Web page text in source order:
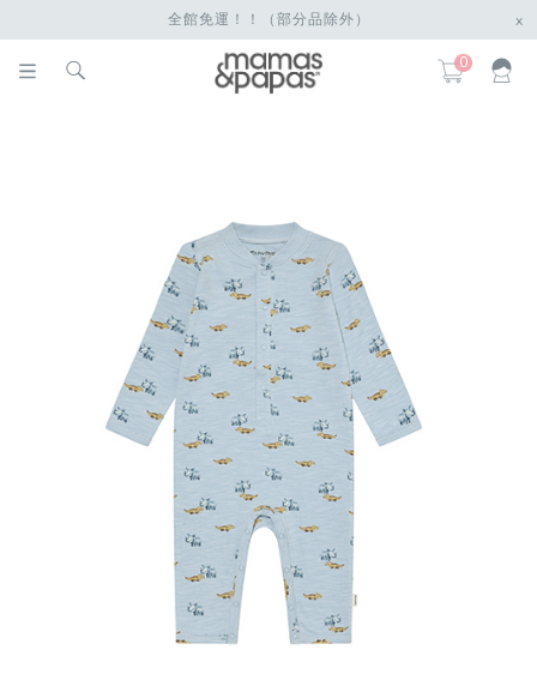
全館免運！！（部分品除外） x
0